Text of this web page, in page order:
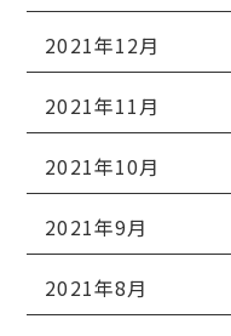
2021年12月
2021年11月
2021年10月
2021年9月
2021年8月